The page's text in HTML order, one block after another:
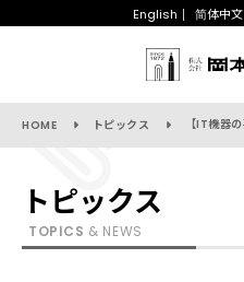
English 简体中文
HOME トピックス
トピックス
TOPICS & NEWS